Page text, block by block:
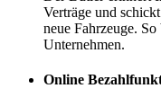
Verträge und
neue Fahrzeuge.
Unternehmen.
Online